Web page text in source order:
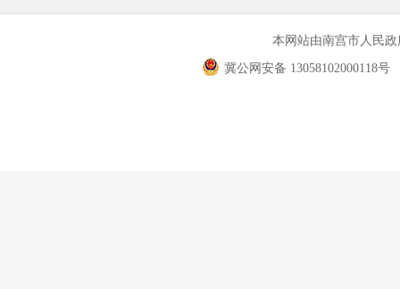
本网站由南宫市人民
冀公网安备 13058102000118号